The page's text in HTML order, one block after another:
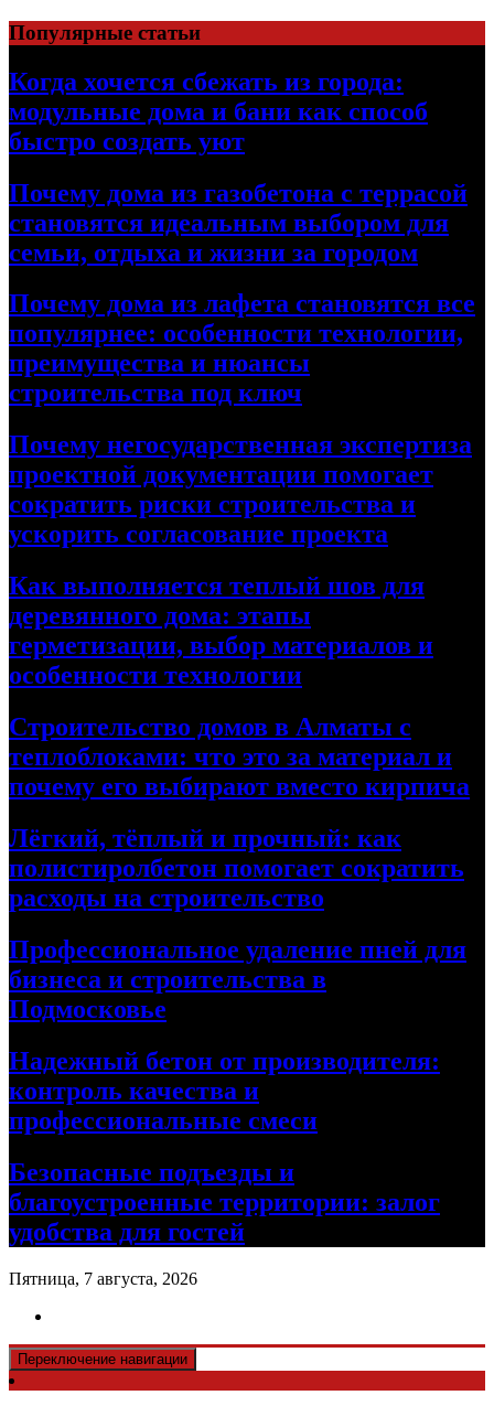
Перейти
к
содержимому
Популярные статьи
Когда хочется сбежать из города:
модульные дома и бани как способ
быстро создать уют
Почему дома из газобетона с террасой
становятся идеальным выбором для
семьи, отдыха и жизни за городом
Почему дома из лафета становятся все
популярнее: особенности технологии,
преимущества и нюансы
строительства под ключ
Почему негосударственная экспертиза
проектной документации помогает
сократить риски строительства и
ускорить согласование проекта
Как выполняется теплый шов для
деревянного дома: этапы
герметизации, выбор материалов и
особенности технологии
Строительство домов в Алматы с
теплоблоками: что это за материал и
почему его выбирают вместо кирпича
Лёгкий, тёплый и прочный: как
полистиролбетон помогает сократить
расходы на строительство
Профессиональное удаление пней для
бизнеса и строительства в
Подмосковье
Надежный бетон от производителя:
контроль качества и
профессиональные смеси
Безопасные подъезды и
благоустроенные территории: залог
удобства для гостей
Пятница, 7 августа, 2026
Переключение навигации